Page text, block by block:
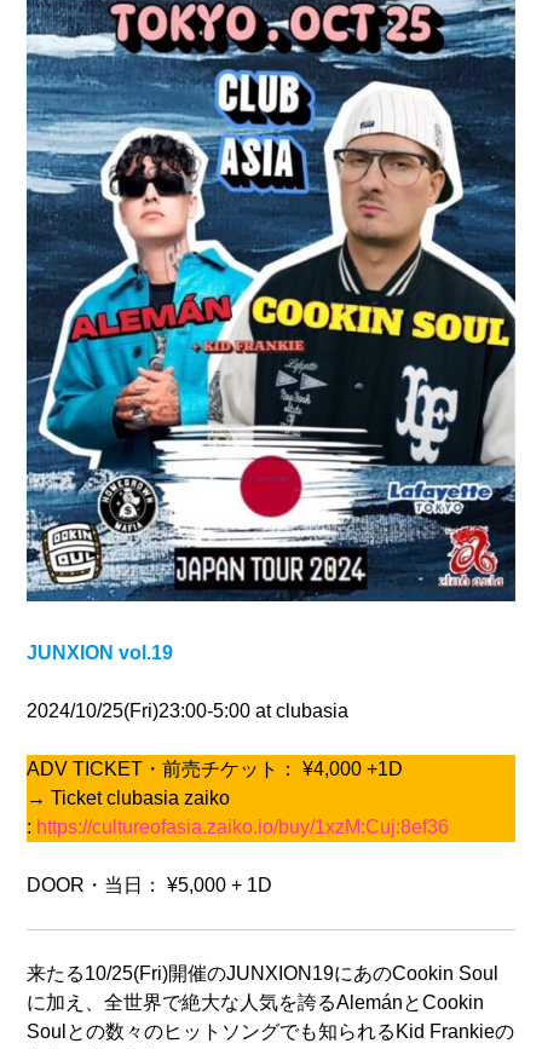
JUNXION vol.19
2024/10/25(Fri)23:00-5:00 at clubasia
ADV TICKET・前売チケット： ¥4,000 +1D
→ Ticket clubasia zaiko
: https://cultureofasia.zaiko.io/buy/1xzM:Cuj:8ef36
DOOR・当日： ¥5,000 + 1D
来たる10/25(Fri)開催のJUNXION19にあのCookin Soul
に加え、全世界で絶大な人気を誇るAlemánとCookin
Soulとの数々のヒットソングでも知られるKid Frankieの